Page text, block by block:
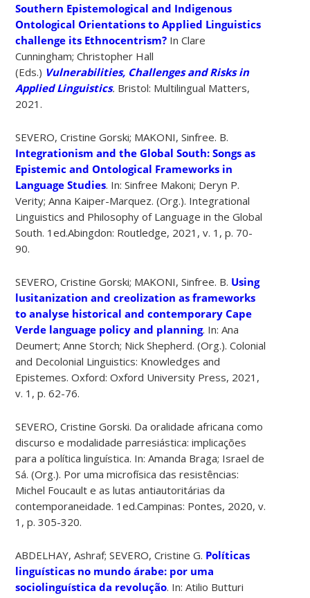
Southern Epistemological and Indigenous
Ontological Orientations to Applied Linguistics
challenge its Ethnocentrism? In Clare
Cunningham; Christopher Hall
(Eds.) Vulnerabilities, Challenges and Risks in
Applied Linguistics. Bristol: Multilingual Matters,
2021.
SEVERO, Cristine Gorski; MAKONI, Sinfree. B.
Integrationism and the Global South: Songs as
Epistemic and Ontological Frameworks in
Language Studies. In: Sinfree Makoni; Deryn P.
Verity; Anna Kaiper-Marquez. (Org.). Integrational
Linguistics and Philosophy of Language in the Global
South. 1ed.Abingdon: Routledge, 2021, v. 1, p. 70-
90.
SEVERO, Cristine Gorski; MAKONI, Sinfree. B. Using
lusitanization and creolization as frameworks
to analyse historical and contemporary Cape
Verde language policy and planning. In: Ana
Deumert; Anne Storch; Nick Shepherd. (Org.). Colonial
and Decolonial Linguistics: Knowledges and
Epistemes. Oxford: Oxford University Press, 2021,
v. 1, p. 62-76.
SEVERO, Cristine Gorski. Da oralidade africana como
discurso e modalidade parresiástica: implicações
para a política linguística. In: Amanda Braga; Israel de
Sá. (Org.). Por uma microfísica das resistências:
Michel Foucault e as lutas antiautoritárias da
contemporaneidade. 1ed.Campinas: Pontes, 2020, v.
1, p. 305-320.
ABDELHAY, Ashraf; SEVERO, Cristine G. Políticas
linguísticas no mundo árabe: por uma
sociolinguística da revolução. In: Atilio Butturi